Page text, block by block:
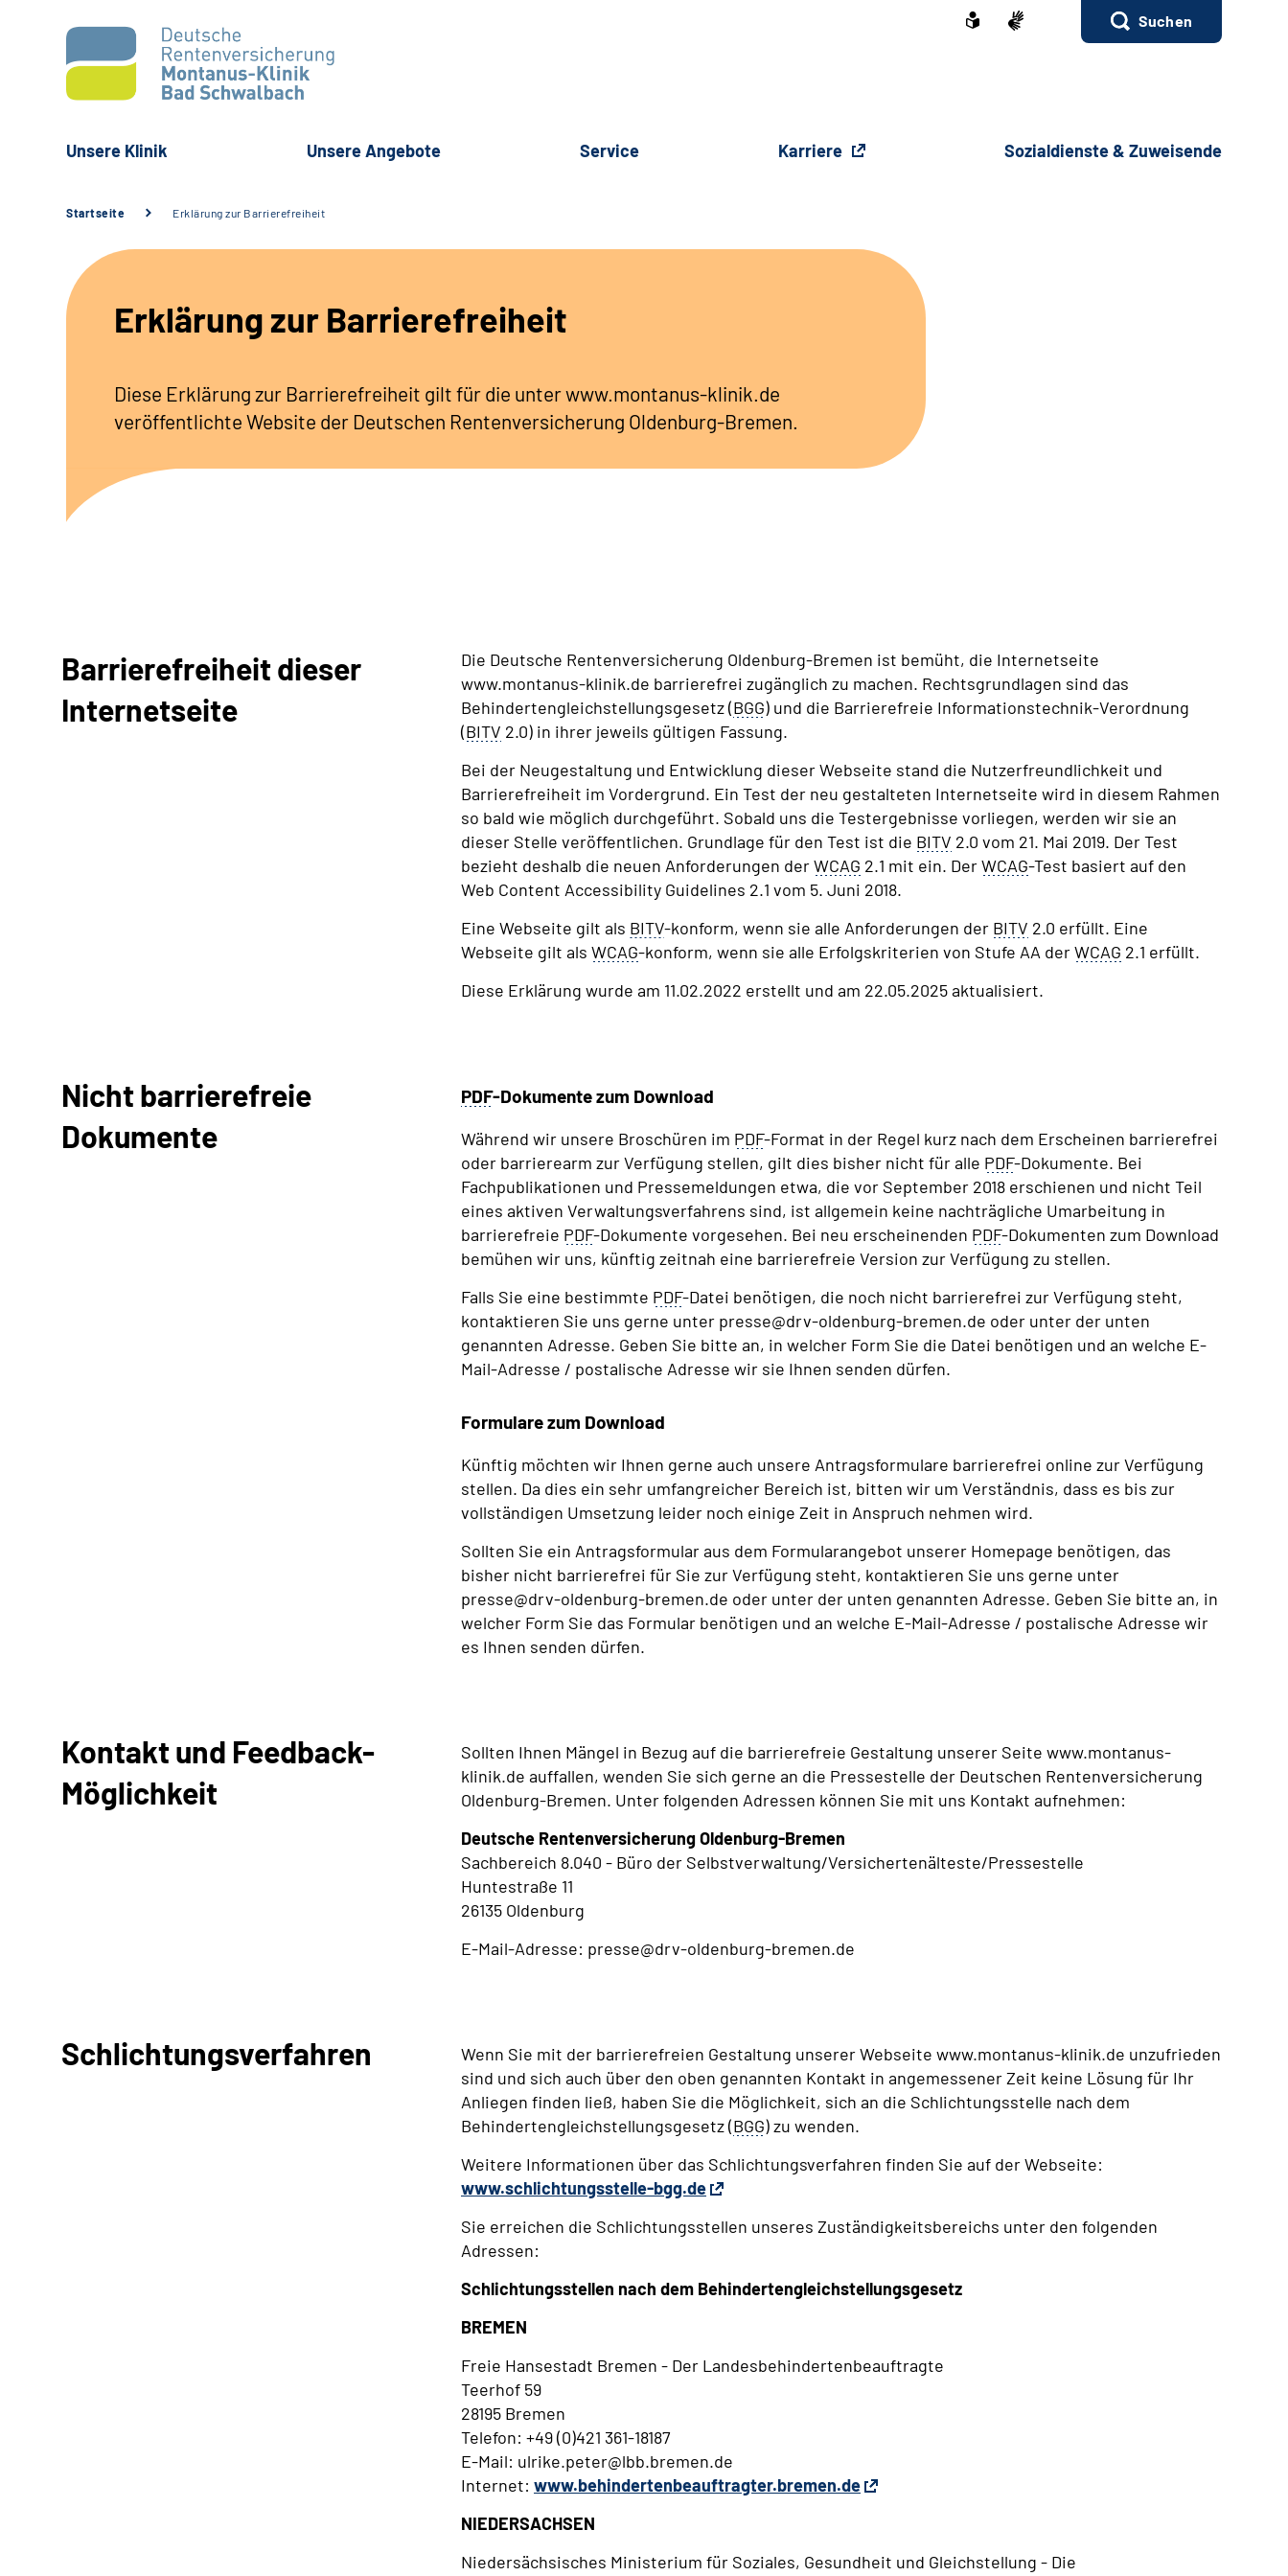
Suchen
Unsere Klinik Unsere Angebote Service Karriere Sozialdienste & Zuweisende
Startseite Erklärung zur Barrierefreiheit
Erklärung zur Barrierefreiheit
Diese Erklärung zur Barrierefreiheit gilt für die unter www.montanus-klinik.de
veröffentlichte Website der Deutschen Rentenversicherung Oldenburg-Bremen.
Barrierefreiheit dieser
Internetseite
Die Deutsche Rentenversicherung Oldenburg-Bremen ist bemüht, die Internetseite
www.montanus-klinik.de barrierefrei zugänglich zu machen. Rechtsgrundlagen sind das
Behindertengleichstellungsgesetz (BGG) und die Barrierefreie Informationstechnik-Verordnung
(BITV 2.0) in ihrer jeweils gültigen Fassung.
Bei der Neugestaltung und Entwicklung dieser Webseite stand die Nutzerfreundlichkeit und
Barrierefreiheit im Vordergrund. Ein Test der neu gestalteten Internetseite wird in diesem Rahmen
so bald wie möglich durchgeführt. Sobald uns die Testergebnisse vorliegen, werden wir sie an
dieser Stelle veröffentlichen. Grundlage für den Test ist die BITV 2.0 vom 21. Mai 2019. Der Test
bezieht deshalb die neuen Anforderungen derWCAG 2.1 mit ein. DerWCAG-Test basiert auf den
Web Content Accessibility Guidelines 2.1 vom 5. Juni 2018.
Eine Webseite gilt als BITV-konform, wenn sie alle Anforderungen der BITV 2.0 erfüllt. Eine
Webseite gilt als WCAG-konform, wenn sie alle Erfolgskriterien von Stufe AA derWCAG 2.1 erfüllt.
Diese Erklärung wurde am 11.02.2022 erstellt und am 22.05.2025 aktualisiert.
Nicht barrierefreie
Dokumente
PDF-Dokumente zum Download
Während wir unsere Broschüren im PDF-Format in der Regel kurz nach dem Erscheinen barrierefrei
oder barrierearm zur Verfügung stellen, gilt dies bisher nicht für alle PDF-Dokumente. Bei
Fachpublikationen und Pressemeldungen etwa, die vor September 2018 erschienen und nicht Teil
eines aktiven Verwaltungsverfahrens sind, ist allgemein keine nachträgliche Umarbeitung in
barrierefreie PDF-Dokumente vorgesehen. Bei neu erscheinenden PDF-Dokumenten zum Download
bemühen wir uns, künftig zeitnah eine barrierefreie Version zur Verfügung zu stellen.
Falls Sie eine bestimmte PDF-Datei benötigen, die noch nicht barrierefrei zur Verfügung steht,
kontaktieren Sie uns gerne unter presse@drv-oldenburg-bremen.de oder unter der unten
genannten Adresse. Geben Sie bitte an, in welcher Form Sie die Datei benötigen und an welche E-
Mail-Adresse / postalische Adresse wir sie Ihnen senden dürfen.
Formulare zum Download
Künftig möchten wir Ihnen gerne auch unsere Antragsformulare barrierefrei online zur Verfügung
stellen. Da dies ein sehr umfangreicher Bereich ist, bitten wir um Verständnis, dass es bis zur
vollständigen Umsetzung leider noch einige Zeit in Anspruch nehmen wird.
Sollten Sie ein Antragsformular aus dem Formularangebot unserer Homepage benötigen, das
bisher nicht barrierefrei für Sie zur Verfügung steht, kontaktieren Sie uns gerne unter
presse@drv-oldenburg-bremen.de oder unter der unten genannten Adresse. Geben Sie bitte an, in
welcher Form Sie das Formular benötigen und an welche E-Mail-Adresse / postalische Adresse wir
es Ihnen senden dürfen.
Kontakt und Feedback-
Möglichkeit
Sollten Ihnen Mängel in Bezug auf die barrierefreie Gestaltung unserer Seite www.montanus-
klinik.de auffallen, wenden Sie sich gerne an die Pressestelle der Deutschen Rentenversicherung
Oldenburg-Bremen. Unter folgenden Adressen können Sie mit uns Kontakt aufnehmen:
Deutsche Rentenversicherung Oldenburg-Bremen
Sachbereich 8.040 - Büro der Selbstverwaltung/Versichertenälteste/Pressestelle
Huntestraße 11
26135 Oldenburg
E-Mail-Adresse: presse@drv-oldenburg-bremen.de
Schlichtungsverfahren
Wenn Sie mit der barrierefreien Gestaltung unserer Webseite www.montanus-klinik.de unzufrieden
sind und sich auch über den oben genannten Kontakt in angemessener Zeit keine Lösung für Ihr
Anliegen finden ließ, haben Sie die Möglichkeit, sich an die Schlichtungsstelle nach dem
Behindertengleichstellungsgesetz (BGG) zu wenden.
Weitere Informationen über das Schlichtungsverfahren finden Sie auf der Webseite:
www.schlichtungsstelle-bgg.de
Sie erreichen die Schlichtungsstellen unseres Zuständigkeitsbereichs unter den folgenden
Adressen:
Schlichtungsstellen nach dem Behindertengleichstellungsgesetz
BREMEN
Freie Hansestadt Bremen - Der Landesbehindertenbeauftragte
Teerhof 59
28195 Bremen
Telefon: +49 (0)421 361-18187
E-Mail: ulrike.peter@lbb.bremen.de
Internet: www.behindertenbeauftragter.bremen.de
NIEDERSACHSEN
Niedersächsisches Ministerium für Soziales, Gesundheit und Gleichstellung - Die